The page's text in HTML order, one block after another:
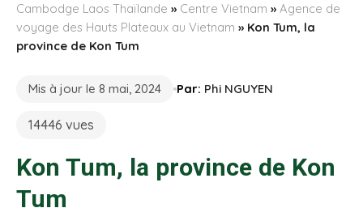
Cambodge Laos Thaïlande » Centre Vietnam » Agence de
voyage des Hauts Plateaux au Vietnam » Kon Tum, la
province de Kon Tum
Mis à jour le 8 mai, 2024 Par: Phi NGUYEN
14446 vues
Kon Tum, la province de Kon
Tum